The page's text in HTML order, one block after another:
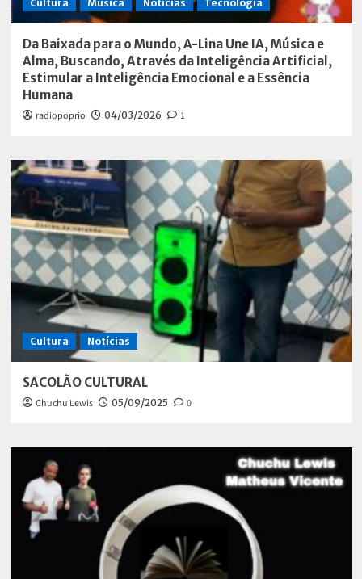
Cultura Música Notícias Tecnologia
Da Baixada para o Mundo, A-Lina Une IA, Música e
Alma, Buscando, Através da Inteligência Artificial,
Estimular a Inteligência Emocional e a Essência
Humana
radiopoprio 04/03/2026 1
Cultura Notícias
SACOLÃO CULTURAL
Chuchu Lewis 05/09/2025 0